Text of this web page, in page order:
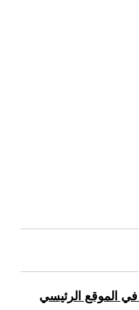
الموقع الرئيسي